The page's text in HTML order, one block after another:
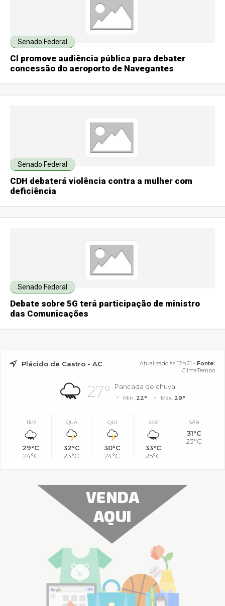
Senado Federal
CI promove audiência pública para debater
concessão do aeroporto de Navegantes
Senado Federal
CDH debaterá violência contra a mulher com
deficiência
Senado Federal
Debate sobre 5G terá participação de ministro
das Comunicações
Plácido de Castro - AC Atualizado às 12h21 - Fonte:
ClimaTempo
27° Pancada de chuva
Mín. 22° Máx. 29°
TER
29°C
24°C
QUA
32°C
23°C
QUI
30°C
24°C
SEX
33°C
25°C
SÁB
31°C
23°C